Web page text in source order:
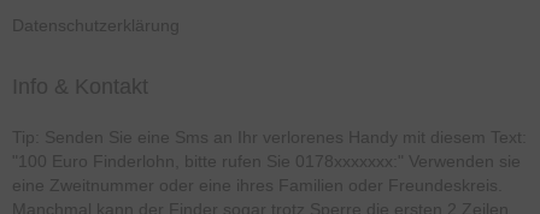
Datenschutzerklärung
Info & Kontakt
Tip: Senden Sie eine Sms an Ihr verlorenes Handy mit diesem Text:
"100 Euro Finderlohn, bitte rufen Sie 0178xxxxxxx:" Verwenden sie
eine Zweitnummer oder eine ihres Familien oder Freundeskreis.
Manchmal kann der Finder sogar trotz Sperre die ersten 2 Zeilen